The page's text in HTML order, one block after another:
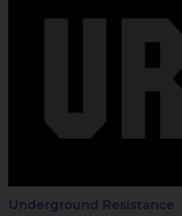
Underground Resistance